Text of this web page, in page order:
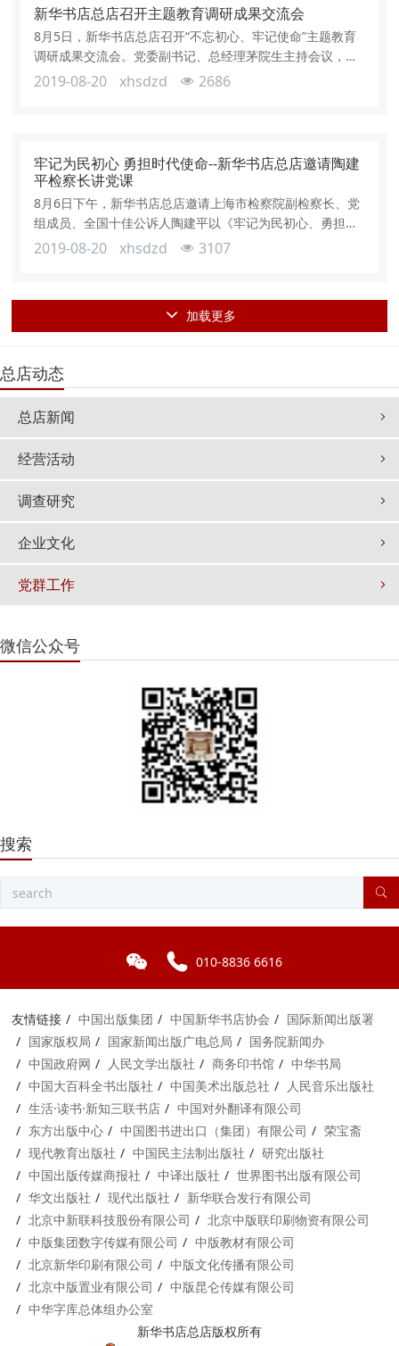
面贯彻落实 “守初心、担使命，找差距、抓落实”的总要求，
精心组织、扎实落实，集中开
新华书店总店召开主题教育调研成果交流会
8月5日，新华书店总店召开“不忘初心、牢记使命”主题教育
调研成果交流会。党委副书记、总经理茅院生主持会议，党
委副书记柏万良，党委委员、副总经理张雅珊、陈新结合调
与会人员对调研报告进行了讨论，进一步分析了影响总店改
革发展方面存在的主要问题，并从主
2019-08-20 xhsdzd 2686
牢记为民初心 勇担时代使命--新华书店总店邀请陶建
平检察长讲党课
8月6日下午，新华书店总店邀请上海市检察院副检察长、党
组成员、全国十佳公诉人陶建平以《牢记为民初心、勇担时
代使命》为题，为全体党员、团员、入党积极分子讲党课。
了详尽解读，以严谨缜密的逻辑性和高屋建瓴的理论架构让
大家对“以人民为中心”的执政理念有了深刻认识。党员们表
2019-08-20 xhsdzd 3107
加载更多
总店动态
总店新闻
经营活动
调查研究
企业文化
党群工作
微信公众号
搜索
010-8836 6616
友情链接 中国出版集团 中国新华书店协会
国际新闻出版署
国家版权局
国家新闻出版广电总局
国务院新闻办
中国政府网
人民文学出版社 商务印书馆
中华书局
中国大百科全书出版社
中国美术出版总社
人民音乐出版社
生活·读书·新知三联书店
中国对外翻译有限公司
东方出版中心
中国图书进出口（集团）有限公司
荣宝斋
现代教育出版社
中国民主法制出版社
研究出版社
中国出版传媒商报社
中译出版社
世界图书出版有限公司
华文出版社
现代出版社
新华联合发行有限公司
北京中新联科技股份有限公司
北京中版联印刷物资有限公司
中版集团数字传媒有限公司
中版教材有限公司
北京新华印刷有限公司
中版文化传播有限公司
北京中版置业有限公司
中版昆仑传媒有限公司
中华字库总体组办公室
新华书店总店版权所有